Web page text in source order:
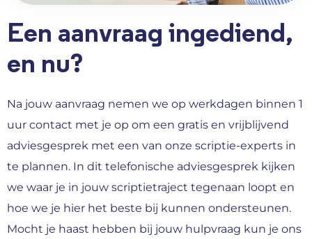
Een aanvraag ingediend,
en nu?
Na jouw aanvraag nemen we op werkdagen binnen 1
uur contact met je op om een gratis en vrijblijvend
adviesgesprek met een van onze scriptie-experts in
te plannen. In dit telefonische adviesgesprek kijken
we waar je in jouw scriptietraject tegenaan loopt en
hoe we je hier het beste bij kunnen ondersteunen.
Mocht je haast hebben bij jouw hulpvraag kun je ons